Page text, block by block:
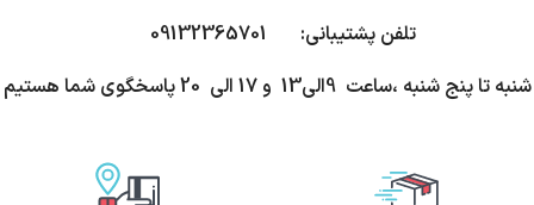
تلفن پشتیبانی: 09132365701
شنبه تا پنج شنبه ،ساعت 9الی13 و 17 الی 20 پاسخگوی شما هستیم